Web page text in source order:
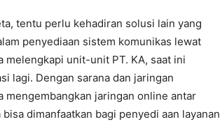
tentu perlu kehadiran solusi lain yang
penyediaan sistem komunikas lewat
unit-unit PT. KA, saat ini
lagi. Dengan sarana dan jaringan
mengembangkan jaringan online antar
dimanfaatkan bagi penyedi aan layanan